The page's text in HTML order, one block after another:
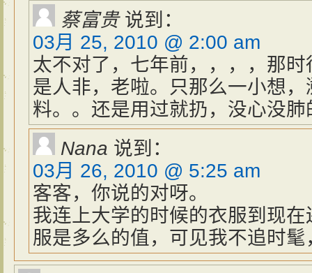
蔡富贵 说到：
03月 25, 2010 @ 2:00 am
太不对了，七年前，，，，那
是人非，老啦。只那么一小想
料。。还是用过就扔，没心没
Nana 说到：
03月 26, 2010 @ 5:25 am
客客，你说的对呀。
我连上大学的时候的衣服到现
服是多么的值，可见我不追时